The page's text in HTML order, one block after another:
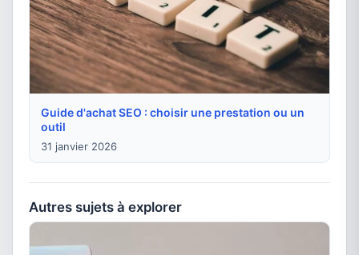
Guide d'achat SEO : choisir une prestation ou un
outil
31 janvier 2026
Autres sujets à explorer